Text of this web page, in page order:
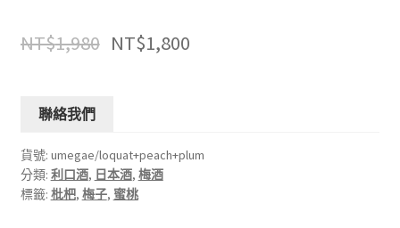
NT$1,980 NT$1,800
聯絡我們
貨號: umegae/loquat+peach+plum
分類: 利口酒, 日本酒, 梅酒
標籤: 枇杷, 梅子, 蜜桃